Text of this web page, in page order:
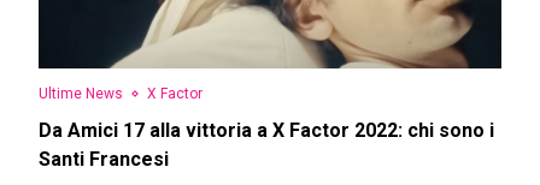
Ultime News X Factor
Da Amici 17 alla vittoria a X Factor 2022: chi sono i
Santi Francesi